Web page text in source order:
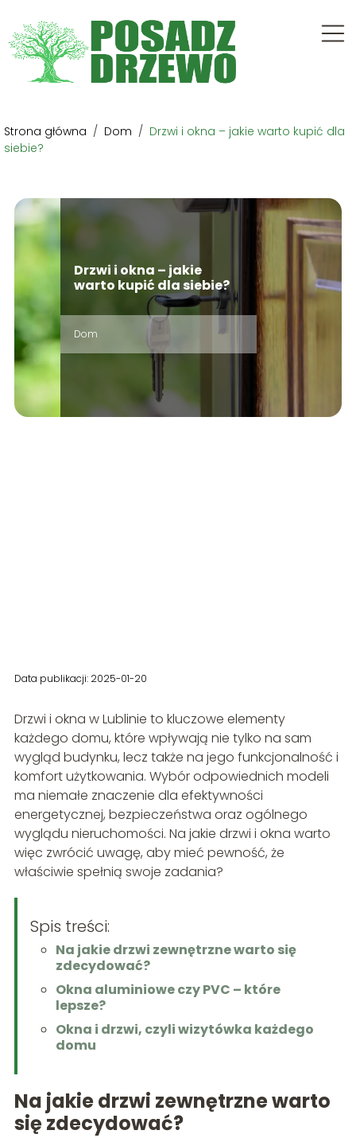
Strona główna / Dom / Drzwi i okna – jakie warto kupić dla
siebie?
Drzwi i okna – jakie
warto kupić dla siebie?
Dom
Data publikacji: 2025-01-20
Drzwi i okna w Lublinie to kluczowe elementy
każdego domu, które wpływają nie tylko na sam
wygląd budynku, lecz także na jego funkcjonalność i
komfort użytkowania. Wybór odpowiednich modeli
ma niemałe znaczenie dla efektywności
energetycznej, bezpieczeństwa oraz ogólnego
wyglądu nieruchomości. Na jakie drzwi i okna warto
więc zwrócić uwagę, aby mieć pewność, że
właściwie spełnią swoje zadania?
Spis treści:
Na jakie drzwi zewnętrzne warto się
zdecydować?
Okna aluminiowe czy PVC – które
lepsze?
Okna i drzwi, czyli wizytówka każdego
domu
Na jakie drzwi zewnętrzne warto
się zdecydować?